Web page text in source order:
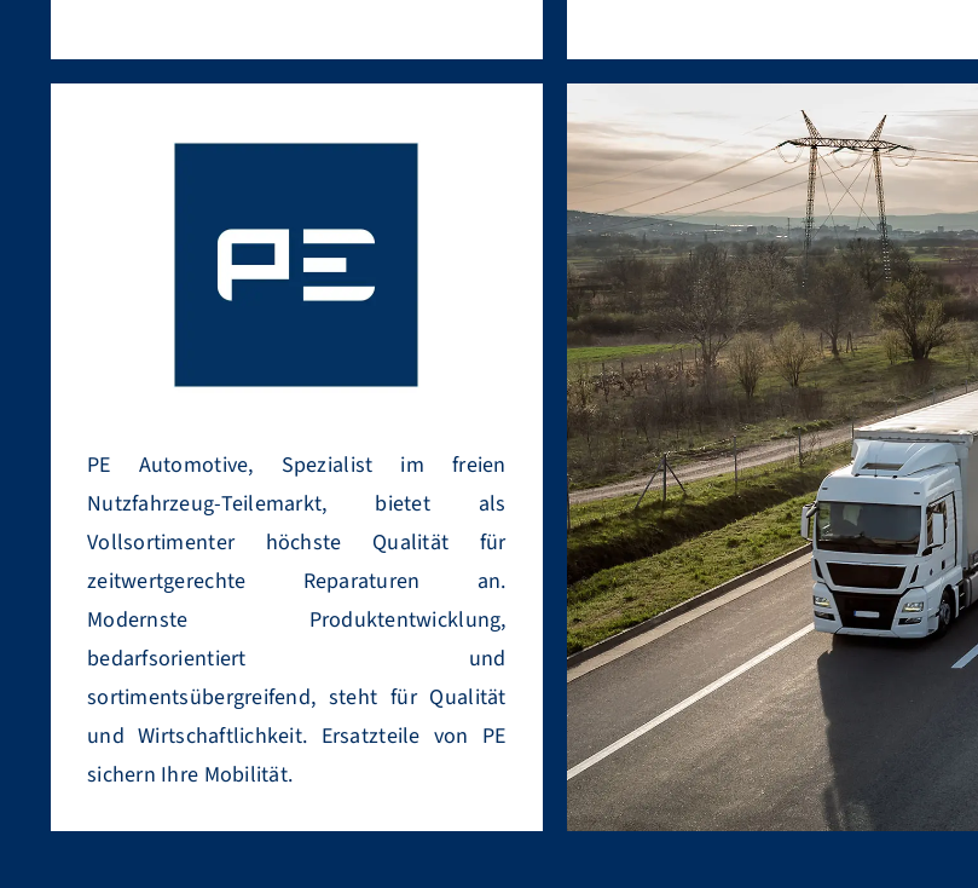
PE Automotive, Spezialist im freien
Nutzfahrzeug-Teilemarkt, bietet als
Vollsortimenter höchste Qualität für
zeitwertgerechte Reparaturen an.
Modernste Produktentwicklung,
bedarfsorientiert und
sortimentsübergreifend, steht für Qualität
und Wirtschaftlichkeit. Ersatzteile von PE
sichern Ihre Mobilität.